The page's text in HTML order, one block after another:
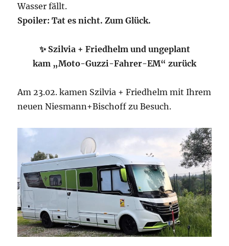
Wasser fällt.
Spoiler: Tat es nicht. Zum Glück.
✨ Szilvia + Friedhelm und ungeplant
kam „Moto-Guzzi-Fahrer-EM“ zurück
Am 23.02. kamen Szilvia + Friedhelm mit Ihrem
neuen Niesmann+Bischoff zu Besuch.